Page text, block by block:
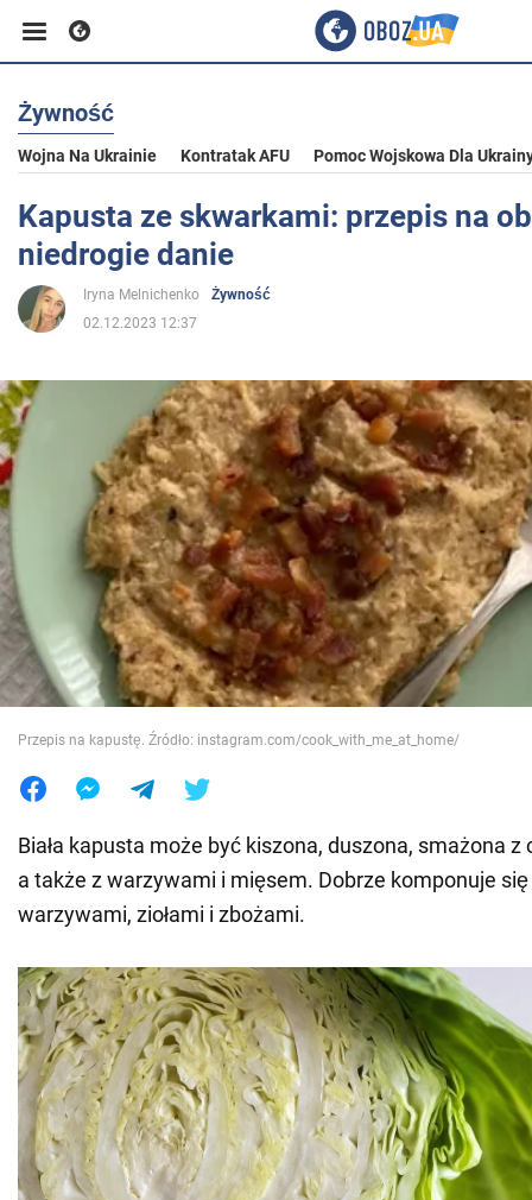
Biznes
Sport
Rozrywka
Polityka
Społeczeństwo
Wojna na Ukrainie
Świat
Jedzenie
Żywność
Wojna Na Ukrainie Kontratak AFU Pomoc Wojskowa Dla
Kapusta ze skwarkami: przepis na
niedrogie danie
Iryna Melnichenko
Żywność
02.12.2023 12:37
Przepis na kapustę. Źródło: instagram.com/cook_with_me_at_home/
Biała kapusta może być kiszona, duszona, smażona z
a także z warzywami i mięsem. Dobrze komponuje
warzywami, ziołami i zbożami.